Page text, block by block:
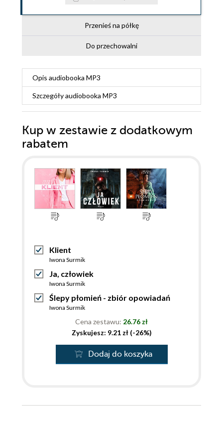
Przenieś na półkę
Do przechowalni
Opis audiobooka MP3
Szczegółyaudiobooka MP3
Kup w zestawie z dodatkowym
rabatem
Klient
Iwona Surmik
Ja, człowiek
Iwona Surmik
Ślepy płomień - zbiór opowiadań
Iwona Surmik
Cena zestawu: 26.76 zł
Zyskujesz: 9.21 zł (-26%)
Dodaj do koszyka